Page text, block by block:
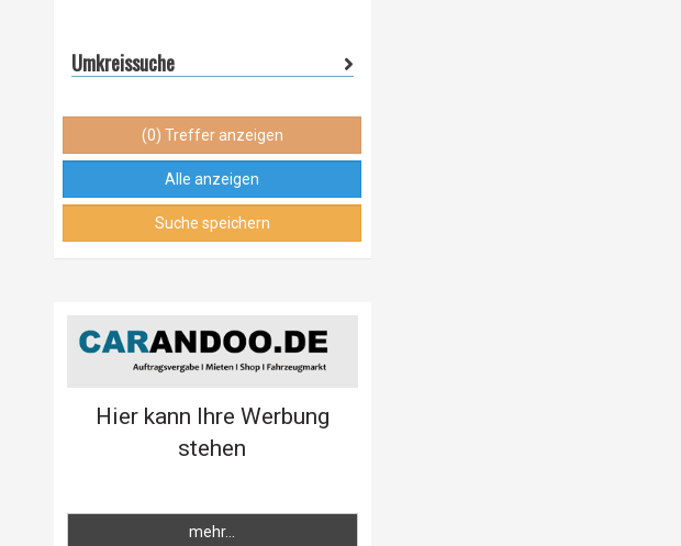
Umkreissuche
(0) Treffer anzeigen
Alle anzeigen
Suche speichern
Hier kann Ihre Werbung
stehen
mehr...